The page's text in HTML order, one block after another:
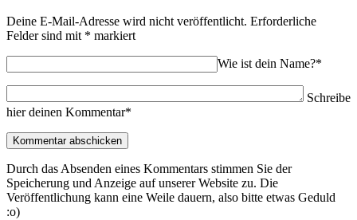
Deine E-Mail-Adresse wird nicht veröffentlicht. Erforderliche
Felder sind mit * markiert
Wie ist dein Name?*
Schreibe
hier deinen Kommentar*
Durch das Absenden eines Kommentars stimmen Sie der
Speicherung und Anzeige auf unserer Website zu. Die
Veröffentlichung kann eine Weile dauern, also bitte etwas Geduld
:o)